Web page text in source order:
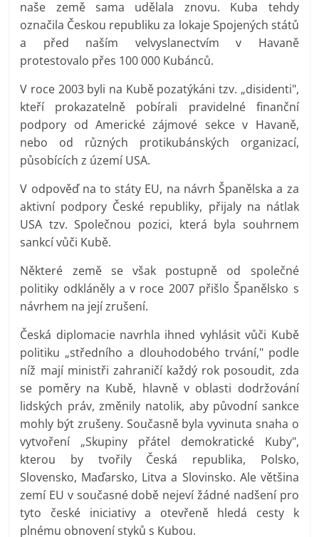
naše země sama udělala znovu. Kuba tehdy
označila Českou republiku za lokaje Spojených států
a před naším velvyslanectvím v Havaně
protestovalo přes 100 000 Kubánců.
V roce 2003 byli na Kubě pozatýkáni tzv. „disidenti",
kteří prokazatelně pobírali pravidelné finanční
podpory od Americké zájmové sekce v Havaně,
nebo od různých protikubánských organizací,
působících z území USA.
V odpověď na to státy EU, na návrh Španělska a za
aktivní podpory České republiky, přijaly na nátlak
USA tzv. Společnou pozici, která byla souhrnem
sankcí vůči Kubě.
Některé země se však postupně od společné
politiky odkláněly a v roce 2007 přišlo Španělsko s
návrhem na její zrušení.
Česká diplomacie navrhla ihned vyhlásit vůči Kubě
politiku „středního a dlouhodobého trvání," podle
níž mají ministři zahraničí každý rok posoudit, zda
se poměry na Kubě, hlavně v oblasti dodržování
lidských práv, změnily natolik, aby původní sankce
mohly být zrušeny. Současně byla vyvinuta snaha o
vytvoření „Skupiny přátel demokratické Kuby",
kterou by tvořily Česká republika, Polsko,
Slovensko, Maďarsko, Litva a Slovinsko. Ale většina
zemí EU v současné době nejeví žádné nadšení pro
tyto české iniciativy a otevřeně hledá cesty k
plnému obnovení styků s Kubou.